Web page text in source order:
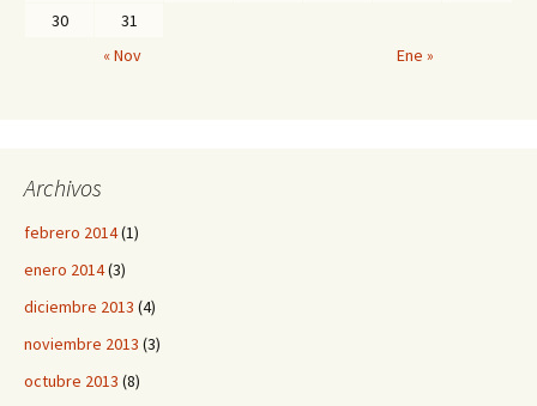
30
31
« Nov
Ene »
Archivos
febrero 2014(1)
enero 2014(3)
diciembre 2013 (4)
noviembre 2013 (3)
octubre 2013 (8)